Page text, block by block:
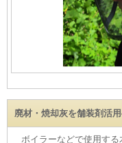
廃材・焼却灰を舗装剤活
ボイラーなどで使用する